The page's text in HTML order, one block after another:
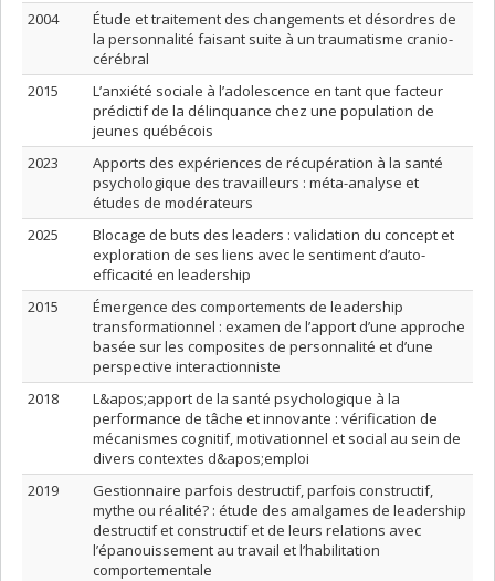
2004
Étude et traitement des changements et désordres de
la personnalité faisant suite à un traumatisme cranio-
cérébral
2015
L’anxiété sociale à l’adolescence en tant que facteur
prédictif de la délinquance chez une population de
jeunes québécois
2023
Apports des expériences de récupération à la santé
psychologique des travailleurs : méta-analyse et
études de modérateurs
2025
Blocage de buts des leaders : validation du concept et
exploration de ses liens avec le sentiment d’auto-
efficacité en leadership
2015
Émergence des comportements de leadership
transformationnel : examen de l’apport d’une approche
basée sur les composites de personnalité et d’une
perspective interactionniste
2018
L&apos;apport de la santé psychologique à la
performance de tâche et innovante : vérification de
mécanismes cognitif, motivationnel et social au sein de
divers contextes d&apos;emploi
2019
Gestionnaire parfois destructif, parfois constructif,
mythe ou réalité? : étude des amalgames de leadership
destructif et constructif et de leurs relations avec
l’épanouissement au travail et l’habilitation
comportementale